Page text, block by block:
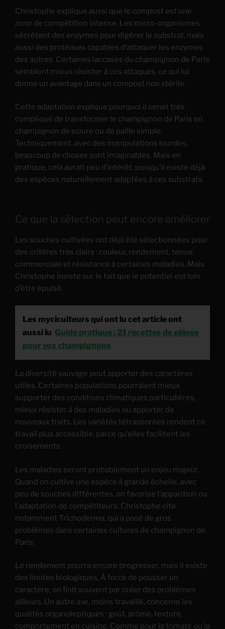
Christophe explique aussi que le compost est une
zone de compétition intense. Les micro-organismes
sécrètent des enzymes pour digérer le substrat, mais
aussi des protéases capables d’attaquer les enzymes
des autres. Certaines laccases du champignon de Paris
semblent mieux résister à ces attaques, ce qui lui
donne un avantage dans un compost non stérile.
Cette adaptation explique pourquoi il serait très
compliqué de transformer le champignon de Paris en
champignon de sciure ou de paille simple.
Techniquement, avec des manipulations lourdes,
beaucoup de choses sont imaginables. Mais en
pratique, cela aurait peu d’intérêt, puisqu’il existe déjà
des espèces naturellement adaptées à ces substrats.
Ce que la sélection peut encore améliorer
Les souches cultivées ont déjà été sélectionnées pour
des critères très clairs : couleur, rendement, tenue
commerciale et résistance à certaines maladies. Mais
Christophe insiste sur le fait que le potentiel est loin
d’être épuisé.
Les myciculteurs qui ont lu cet article ont
aussi lu Guide pratique : 21 recettes de gélose
pour vos champignons
La diversité sauvage peut apporter des caractères
utiles. Certaines populations pourraient mieux
supporter des conditions climatiques particulières,
mieux résister à des maladies ou apporter de
nouveaux traits. Les variétés tétrasporées rendent ce
travail plus accessible, parce qu’elles facilitent les
croisements.
Les maladies seront probablement un enjeu majeur.
Quand on cultive une espèce à grande échelle, avec
peu de souches différentes, on favorise l’apparition ou
l’adaptation de compétiteurs. Christophe cite
notamment Trichoderma, qui a posé de gros
problèmes dans certaines cultures de champignon de
Paris.
Le rendement pourra encore progresser, mais il existe
des limites biologiques. À force de pousser un
caractère, on finit souvent par créer des problèmes
ailleurs. Un autre axe, moins travaillé, concerne les
qualités organoleptiques : goût, arôme, texture,
comportement en cuisine. Comme pour la tomate ou la